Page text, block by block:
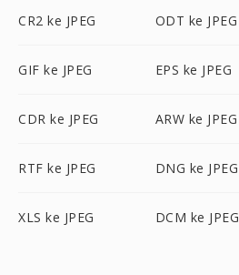
CR2 ke JPEG ODT ke JPEG
GIF ke JPEG EPS ke JPEG
CDR ke JPEG ARW ke JPEG
RTF ke JPEG DNG ke JPEG
XLS ke JPEG DCM ke JPEG